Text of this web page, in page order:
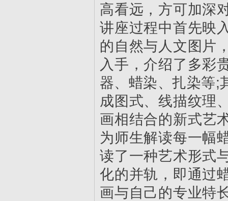
高看远，方可加深
讲座过程中首先映
的自然与人文图片
入手，介绍了多彩
器、蜡染、扎染等;
成图式、线描纹理
画相结合的新式艺
为师生解读每一幅
读了一种艺术形式
化的并轨，即通过
画与自己的专业特